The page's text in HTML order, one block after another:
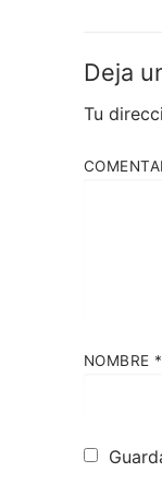
Deja
Tu
NOMBRE *